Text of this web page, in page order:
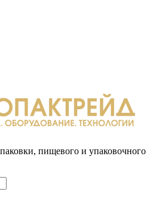
пищевого и упаковочного